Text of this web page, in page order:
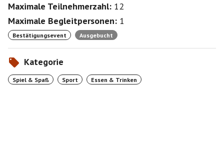
Maximale Teilnehmerzahl: 12
Maximale Begleitpersonen: 1
Bestätigungsevent Ausgebucht
Kategorie
Spiel & Spaß Sport Essen & Trinken